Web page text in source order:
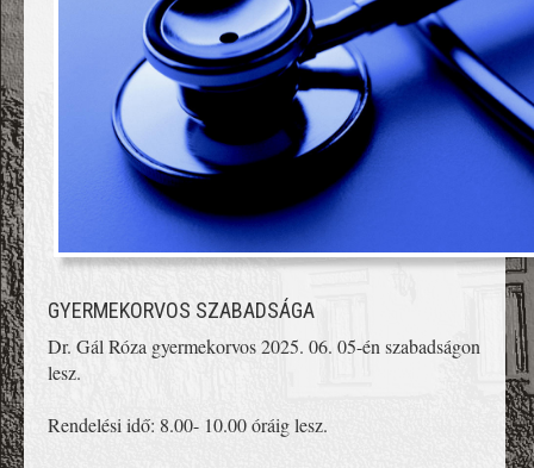
GYERMEKORVOS SZABADSÁGA
Dr. Gál Róza gyermekorvos 2025. 06. 05-én szabadságon
lesz.
Rendelési idő: 8.00- 10.00 óráig lesz.